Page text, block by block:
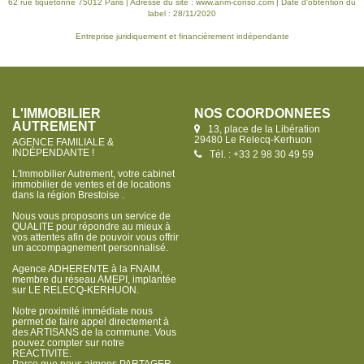
label : 28/11/2020
Entreprise juridiquement et financièrement indépendante
L'IMMOBILIER
AUTREMENT
AGENCE FAMILIALE &
INDÉPENDANTE !
L'Immobilier Autrement, votre cabinet
immobilier de ventes et de locations
dans la région Brestoise .
Nous vous proposons un service de
QUALITE pour répondre au mieux à
vos attentes afin de pouvoir vous offrir
un accompagnement personnalisé.
Agence ADHERENTE à la FNAIM,
membre du réseau AMEPI, implantée
sur LE RELECQ-KERHUON.
Notre proximité immédiate nous
permet de faire appel directement à
des ARTISANS de la commune. Vous
pouvez compter sur notre
REACTIVITE.
NOS COORDONNÉES
13, place de la Libération
29480 Le Relecq-Kerhuon
Tél. : +33 2 98 30 49 59